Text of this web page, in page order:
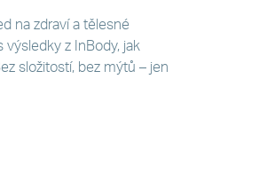
na zdraví a tělesné
z InBody, jak
složitostí, bez mýtů – jen